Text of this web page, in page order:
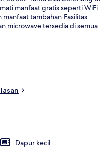
manfaat gratis seperti WiFi
tambahan.Fasilitas
microwave tersedia di semua
Dapur kecil